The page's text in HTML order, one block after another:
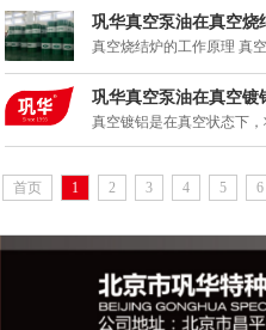
巩华真空泵油在真空烧
真空烧结炉的工作原理 真
巩华真空泵油在真空镀
真空镀铝是在真空状态下
首页 1 2 3 4 5 6